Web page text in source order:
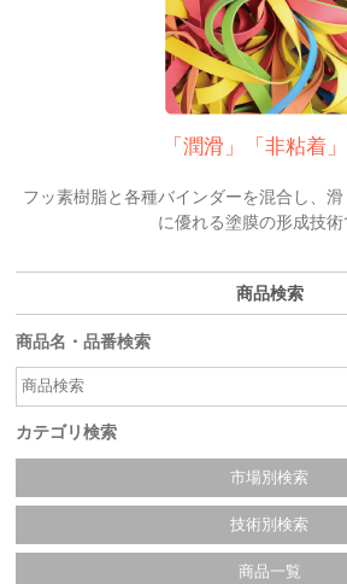
「潤滑」「非粘着
フッ素樹脂と各種バインダーを混合し、
に優れる塗膜の形成技術
商品検索
商品名・品番検索
カテゴリ検索
市場別検索
技術別検索
商品一覧